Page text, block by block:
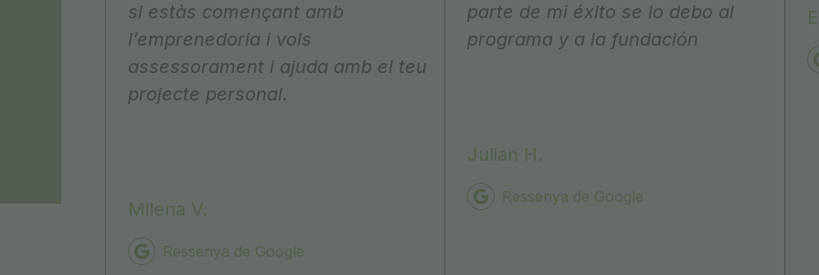
si estàs començant amb
l’emprenedoria i vols
assessorament i ajuda amb el teu
projecte personal.
Milena V.
Ressenya de Google
parte de mi éxito se lo debo al
programa y a la fundación
Julian H.
Ressenya de Google